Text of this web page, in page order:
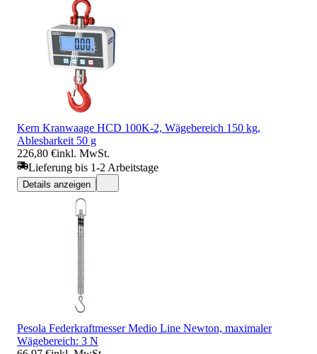
Kern Kranwaage HCD 100K-2, Wägebereich 150 kg,
Ablesbarkeit 50 g
226,80 €inkl. MwSt.
Lieferung bis 1-2 Arbeitstage
Details anzeigen
Pesola Federkraftmesser Medio Line Newton, maximaler
Wägebereich: 3 N